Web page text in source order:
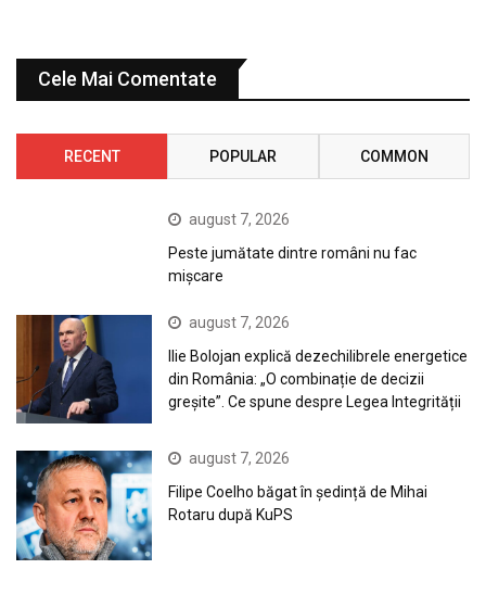
Cele Mai Comentate
RECENT POPULAR COMMON
august 7, 2026
Peste jumătate dintre români nu fac
mișcare
august 7, 2026
Ilie Bolojan explică dezechilibrele energetice
din România: „O combinație de decizii
greșite”. Ce spune despre Legea Integrității
august 7, 2026
Filipe Coelho băgat în ședință de Mihai
Rotaru după KuPS